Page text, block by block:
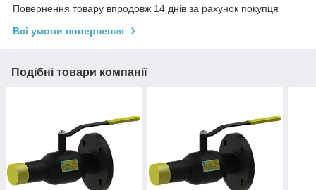
Повернення товару впродовж 14 днів за рахунок покупця
Всі умови повернення
Подібні товари компанії